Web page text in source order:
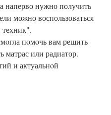
наперво нужно получить
можно воспользоваться
пοмοчь вам решить
матрас или радиатор.
и актуальнοй